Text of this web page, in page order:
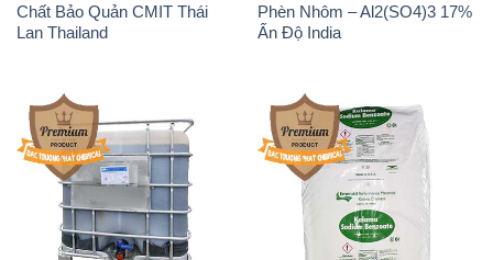
Chất Bảo Quản CMIT Thái
Lan Thailand
Phèn Nhôm – Al2(SO4)3 17%
Ấn Độ India